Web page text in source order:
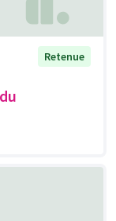
Retenue